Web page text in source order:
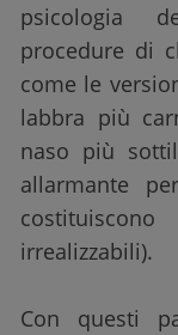
psicologia
procedure di
come le
labbra più
naso più
allarmante
irrealizzabili).
Con questi